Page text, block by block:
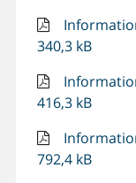
340,3 kB
416,3 kB
792,4 kB